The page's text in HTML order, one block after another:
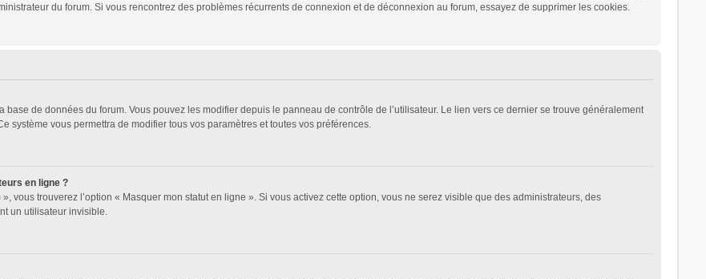
du forum. Si vous rencontrez des problèmes récurrents de connexion et de déconnexion au forum, essayez de supprimer les cookies.
de données du forum. Vous pouvez les modifier depuis le panneau de contrôle de l’utilisateur. Le lien vers ce dernier se trouve généralement
système vous permettra de modifier tous vos paramètres et toutes vos préférences.
en ligne ?
vous trouverez l’option « Masquer mon statut en ligne ». Si vous activez cette option, vous ne serez visible que des administrateurs, des
un utilisateur invisible.